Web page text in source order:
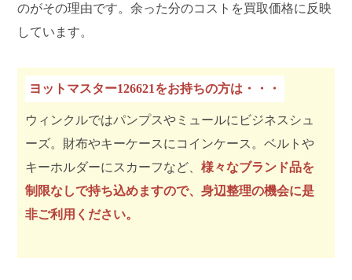
のがその理由です。余った分のコストを買取価格に反映
しています。
ヨットマスター126621をお持ちの方は・・・
ウィンクルではパンプスやミュールにビジネスシュ
ーズ。財布やキーケースにコインケース。ベルトや
キーホルダーにスカーフなど、様々なブランド品を
制限なしで持ち込めますので、身辺整理の機会に是
非ご利用ください。